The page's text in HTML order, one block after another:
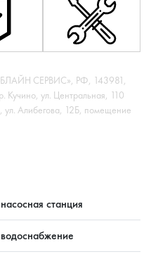
СЕРВИС», РФ, 143981,
Кучино, ул. Центральная, 110
Алибегова, 12Б, помещение
насосная станция
водоснабжение